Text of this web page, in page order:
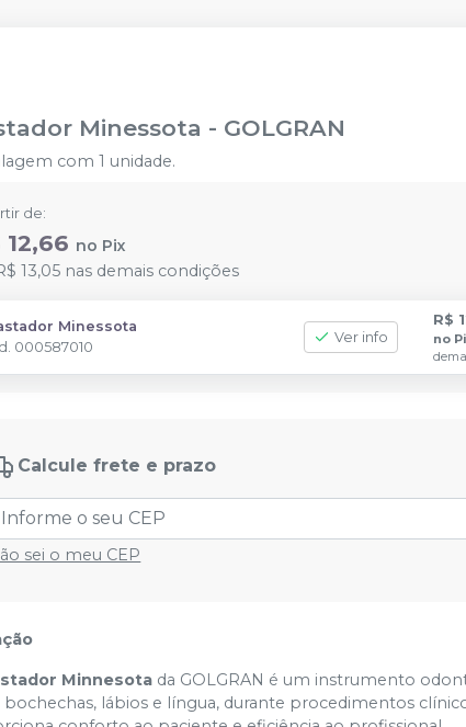
Minessota - GOLGRAN
com 1 unidade.
de:
12,66 no Pix
13,05 nas demais condições
Minessota
000587010
Ver info
R$
no
Calcule frete e prazo
sei o meu CEP
Minnesota da GOLGRAN é um instrumento
lábios e língua, durante procedimentos